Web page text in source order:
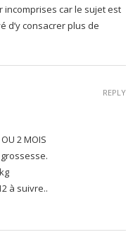
incomprises car le sujet est
d’y consacrer plus de
2 MOIS
à suivre..
REPLY